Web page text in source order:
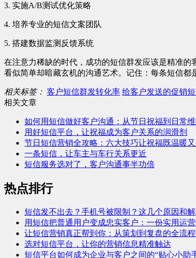
3. 实施A/B测试优化策略
4. 培养专业的短信文案团队
5. 搭建数据监测反馈系统
在注意力稀缺的时代，成功的短信群发应该是精准
看似简单却暗藏玄机的沟通艺术。记住：每条短信都
相关标签： 客户短信群发转化率 给客户发送的促销
相关文章
如何用短信做好客户沟通：从节日祝福到日常
用好短信平台，让祝福成为客户关系的润滑剂
节日短信营销全攻略：六大技巧让祝福既温暖
一条短信，让车主与车行关系更近
短信服务选对了，客户沟通事半功倍
热点排行
短信发不出去？手机号被限制？这几个原因和
用短信把普通用户变成忠实客户：一份实用运
让短信营销真正帮到你：从策划到复盘的全流
选对短信平台，让你的营销信息精准触达
短信平台如何成为企业与客户之间的“贴心小助